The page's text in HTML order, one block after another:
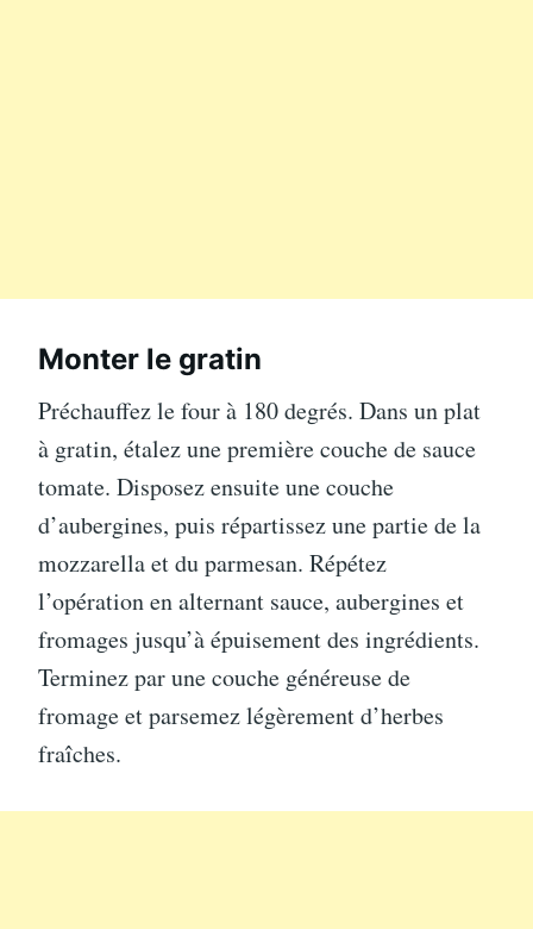
Monter le gratin
Préchauffez le four à 180 degrés. Dans un plat
à gratin, étalez une première couche de sauce
tomate. Disposez ensuite une couche
d’aubergines, puis répartissez une partie de la
mozzarella et du parmesan. Répétez
l’opération en alternant sauce, aubergines et
fromages jusqu’à épuisement des ingrédients.
Terminez par une couche généreuse de
fromage et parsemez légèrement d’herbes
fraîches.